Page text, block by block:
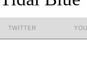
TWITTER